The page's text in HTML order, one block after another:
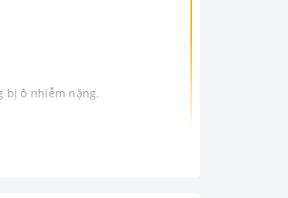
bị ô nhiễm nặng.